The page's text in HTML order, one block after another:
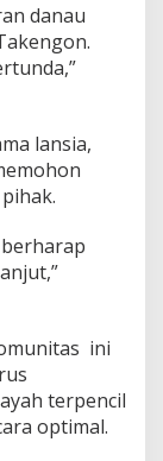
danau
lansia,
ini
terpencil
optimal.